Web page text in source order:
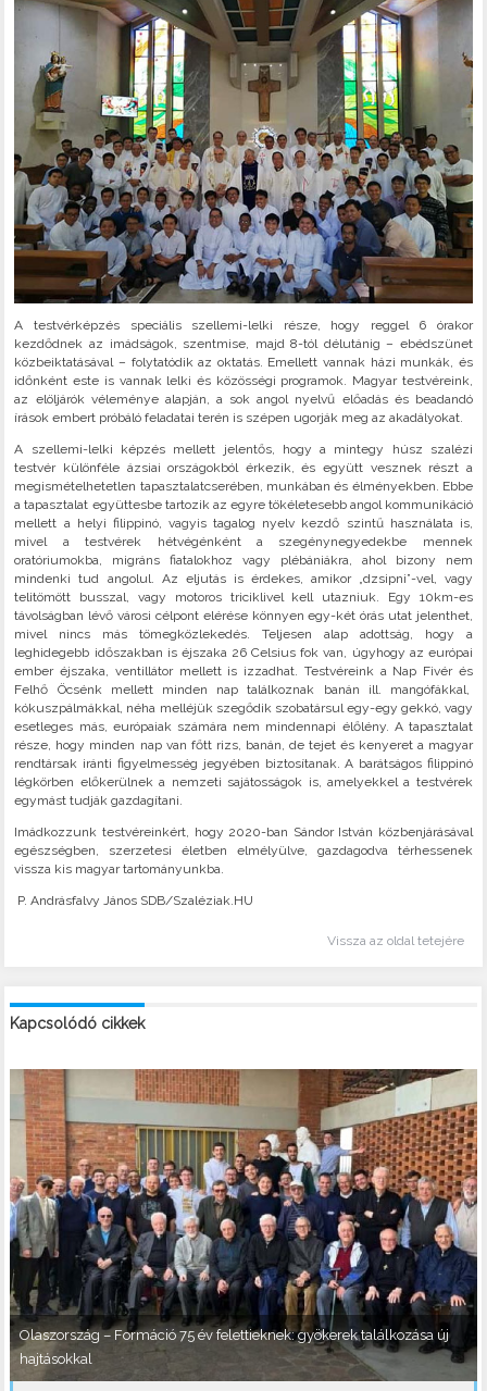
A testvérképzés speciális szellemi-lelki része, hogy reggel 6 órakor
kezdődnek az imádságok, szentmise, majd 8-tól délutánig – ebédszünet
közbeiktatásával – folytatódik az oktatás. Emellett vannak házi munkák, és
időnként este is vannak lelki és közösségi programok. Magyar testvéreink,
az elöljárók véleménye alapján, a sok angol nyelvű előadás és beadandó
írások embert próbáló feladatai terén is szépen ugorják meg az akadályokat.
A szellemi-lelki képzés mellett jelentős, hogy a mintegy húsz szalézi
testvér különféle ázsiai országokból érkezik, és együtt vesznek részt a
megismételhetetlen tapasztalatcserében, munkában és élményekben. Ebbe
a tapasztalat együttesbe tartozik az egyre tökéletesebb angol kommunikáció
mellett a helyi filippinó, vagyis tagalog nyelv kezdő szintű használata is,
mivel a testvérek hétvégénként a szegénynegyedekbe mennek
oratóriumokba, migráns fiatalokhoz vagy plébániákra, ahol bizony nem
mindenki tud angolul. Az eljutás is érdekes, amikor „dzsipni”-vel, vagy
telitömött busszal, vagy motoros triciklivel kell utazniuk. Egy 10km-es
távolságban lévő városi célpont elérése könnyen egy-két órás utat jelenthet,
mivel nincs más tömegközlekedés. Teljesen alap adottság, hogy a
leghidegebb időszakban is éjszaka 26 Celsius fok van, úgyhogy az európai
ember éjszaka, ventillátor mellett is izzadhat. Testvéreink a Nap Fivér és
Felhő Öcsénk mellett minden nap találkoznak banán ill. mangófákkal,
kókuszpálmákkal, néha melléjük szegődik szobatársul egy-egy gekkó, vagy
esetleges más, európaiak számára nem mindennapi élőlény. A tapasztalat
része, hogy minden nap van főtt rizs, banán, de tejet és kenyeret a magyar
rendtársak iránti figyelmesség jegyében biztosítanak. A barátságos filippinó
légkörben előkerülnek a nemzeti sajátosságok is, amelyekkel a testvérek
egymást tudják gazdagítani.
Imádkozzunk testvéreinkért, hogy 2020-ban Sándor István közbenjárásával
egészségben, szerzetesi életben elmélyülve, gazdagodva térhessenek
vissza kis magyar tartományunkba.
P. Andrásfalvy János SDB/Szaléziak.HU
Vissza az oldal tetejére
Kapcsolódó cikkek
Olaszország – Formáció 75 év felettieknek: gyökerek találkozása új
hajtásokkal